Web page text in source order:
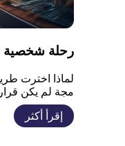
رحلة شخصية
لماذا اخترت
مجة لم يكن
ة عوامل مختلفة
ر البرمجة
حيث انها أشبه
إقرأ أكثر